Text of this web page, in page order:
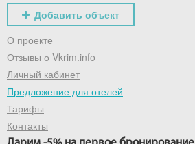
Добавить объект
О проекте
Отзывы о Vkrim.info
Личный кабинет
Предложение для отелей
Тарифы
Контакты